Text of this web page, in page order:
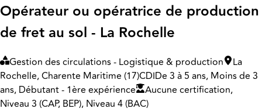
Opérateur ou opératrice de production
de fret au sol - La Rochelle
Gestion des circulations - Logistique & production
La
Rochelle, Charente Maritime (17)CDIDe 3 à 5 ans, Moins de 3
ans, Débutant - 1ère expérience
Aucune certification,
Niveau 3 (CAP, BEP), Niveau 4 (BAC)